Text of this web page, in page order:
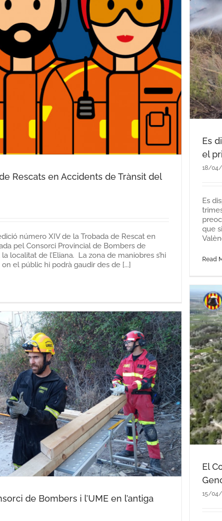
Rescats en Accidents de Trànsit del
número XIV de la Trobada de Rescat en
pel Consorci Provincial de Bombers de
localitat de l’Eliana. La zona de maniobres s’hi
on el públic hi podrà gaudir des de [...]
de vegetació i forestals amb
el primer trimestre del 2023
Notícies del Consorci
Es
el
18/04/
Es
que
Read
la seua unitat de dron a l’incendi
de Genovés
Notícies del Consorci
El
15/04/
de Bombers i l’UME en l’antiga